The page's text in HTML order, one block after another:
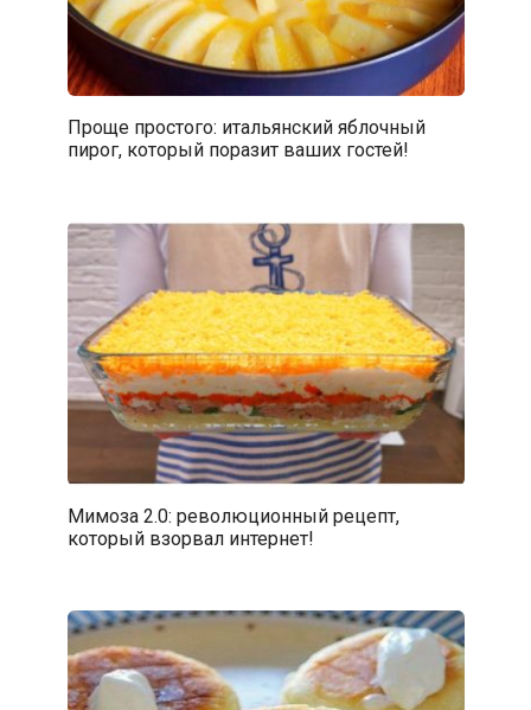
Проще простого: итальянский яблочный
пирог, который поразит ваших гостей!
Мимоза 2.0: революционный рецепт,
который взорвал интернет!